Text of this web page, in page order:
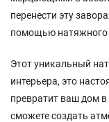
перенести эту
помощью натяжного
Этот уникальный
интерьера, это
превратит ваш дом
сможете создать